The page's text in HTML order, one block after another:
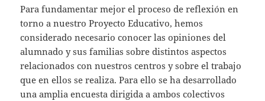
Para fundamentar mejor el proceso de reflexión en
torno a nuestro Proyecto Educativo, hemos
considerado necesario conocer las opiniones del
alumnado y sus familias sobre distintos aspectos
relacionados con nuestros centros y sobre el trabajo
que en ellos se realiza. Para ello se ha desarrollado
una amplia encuesta dirigida a ambos colectivos